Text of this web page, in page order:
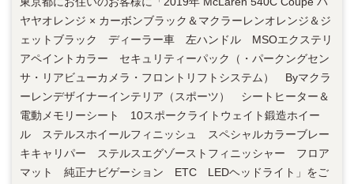
ヤヤオレンジ × カーボンブラック＆マクラーレンオレンジ＆ジ
ェットブラック ディーラー車 左ハンドル MSOエクステリ
アペイントカラー セキュリティーパック（・パークングセン
サ・リアビューカメラ・フロントリフトシステム） Byマクラ
ーレンデザイナーインテリア（スポーツ） シートヒーター＆
電動メモリーシート 10スポークライトウェイト鍛造ホイー
ル ステルスホイールフィニッシュ スペシャルカラーブレー
キキャリパー ステルスエグゾーストフィニッシャー フロア
マット 純正ナビゲーション ETC LEDヘッドライト」をご